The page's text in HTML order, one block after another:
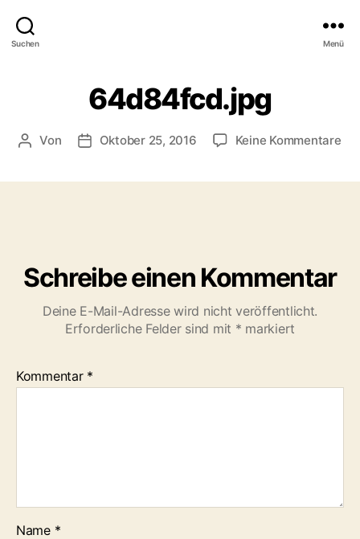
Suchen Menü
64d84fcd.jpg
Beitragsautor
Von Veröffentlichungsdatum
Oktober 25, 2016 Keine Kommentarezu
Schreibe einen Kommentar
Deine E-Mail-Adresse wird nicht veröffentlicht.
Erforderliche Felder sind mit * markiert
Kommentar *
Name *